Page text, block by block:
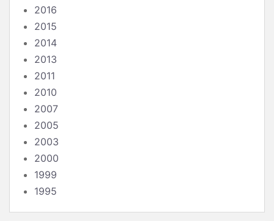
2016
2015
2014
2013
2011
2010
2007
2005
2003
2000
1999
1995